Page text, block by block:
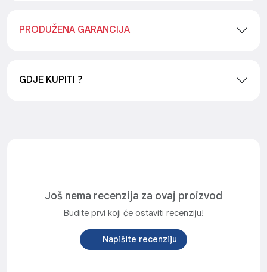
PRODUŽENA GARANCIJA
GDJE KUPITI ?
Još nema recenzija za ovaj proizvod
Budite prvi koji će ostaviti recenziju!
Napišite recenziju